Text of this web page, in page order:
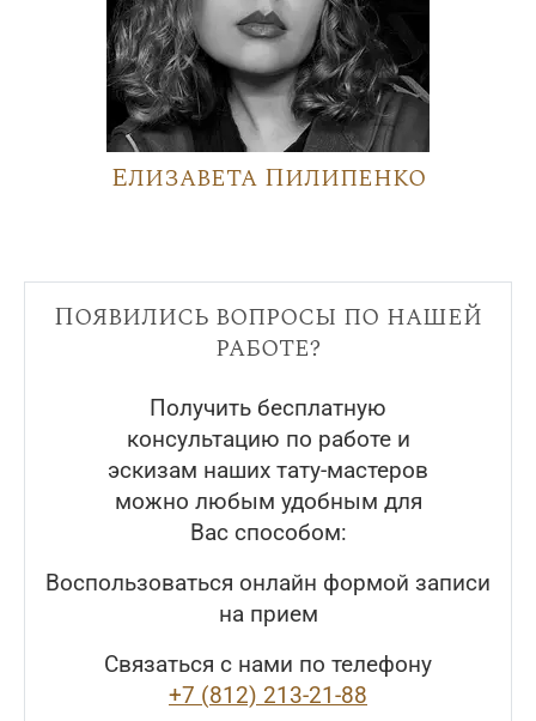
Елизавета Пилипенко
Появились вопросы по нашей
работе?
Получить бесплатную
консультацию по работе и
эскизам наших тату-мастеров
можно любым удобным для
Вас способом:
Воспользоваться онлайн формой записи
на прием
Связаться с нами по телефону
+7 (812) 213-21-88